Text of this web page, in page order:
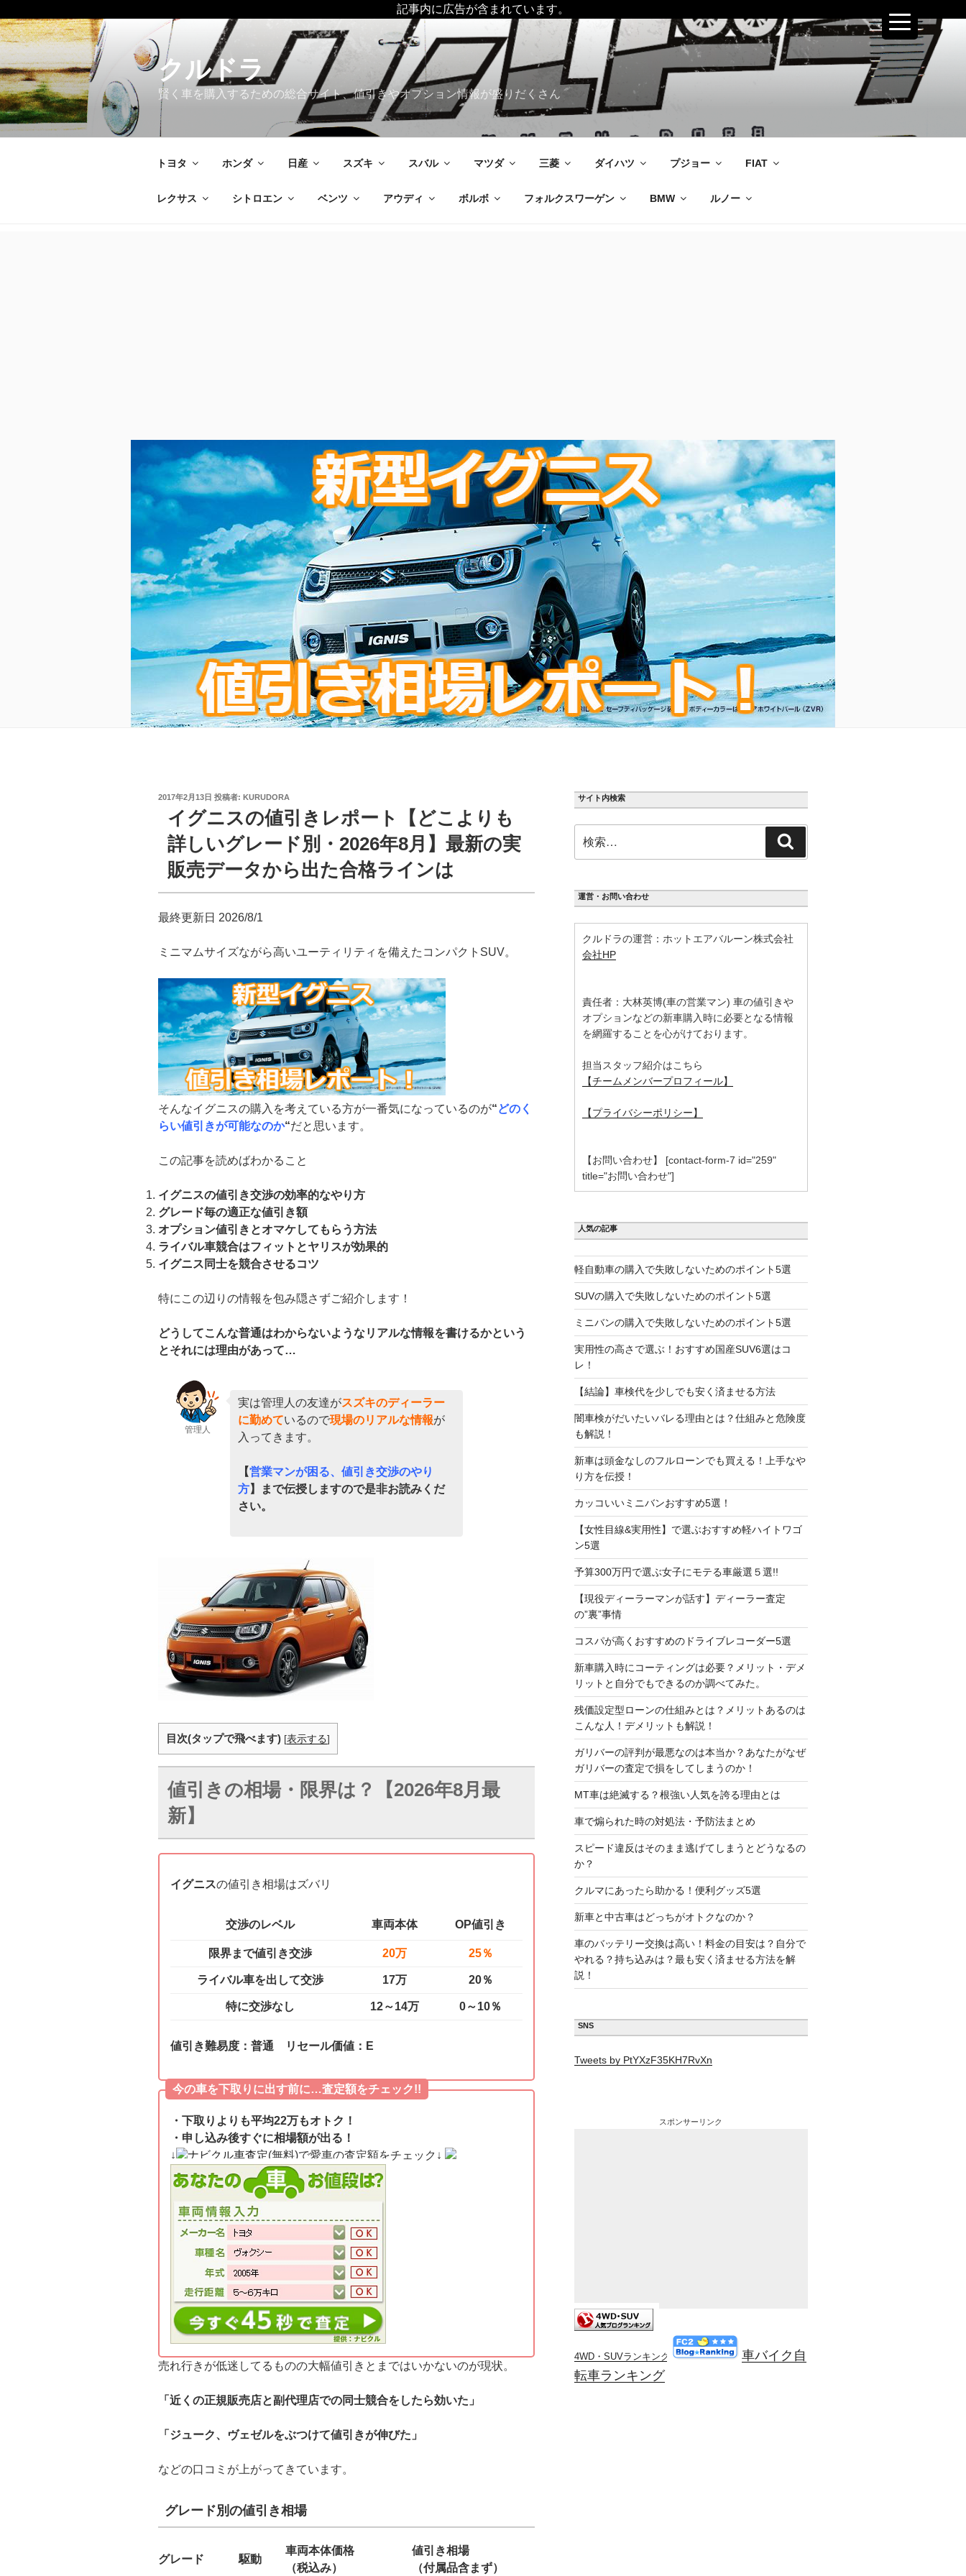
記事内に広告が含まれています。
コ
ン
テ
ン
ツ
へ
ス
クルドラ
賢く車を購入するための総合サイト、値引きやオプション情報が盛りだくさん
トヨタ ホンダ 日産 スズキ スバル マツダ 三菱 ダイハツ プジョー FIAT
レクサス シトロエン ベンツ アウディ ボルボ フォルクスワーゲン BMW ルノー
投
2017年2月13日 投稿者: KURUDORA
イグニスの値引きレポート【どこよりも
詳しいグレード別・2026年8月】最新の実
販売データから出た合格ラインは
最終更新日 2026/8/1
ミニマムサイズながら高いユーティリティを備えたコンパクトSUV。
そんなイグニスの購入を考えている方が一番気になっているのが“どのく
らい値引きが可能なのか“だと思います。
この記事を読めばわかること
イグニスの値引き交渉の効率的なやり方
グレード毎の適正な値引き額
オプション値引きとオマケしてもらう方法
ライバル車競合はフィットとヤリスが効果的
イグニス同士を競合させるコツ
特にこの辺りの情報を包み隠さずご紹介します！
どうしてこんな普通はわからないようなリアルな情報を書けるかという
とそれには理由があって…
管理人
実は管理人の友達がスズキのディーラー
に勤めているので現場のリアルな情報が
入ってきます。
【営業マンが困る、値引き交渉のやり
方】まで伝授しますので是非お読みくだ
さい。
目次(タップで飛べます) [表示する]
値引きの相場・限界は？【2026年8月最
新】
イグニスの値引き相場はズバリ
交渉のレベル 車両本体 OP値引き
限界まで値引き交渉 20万 25％
ライバル車を出して交渉 17万 20％
特に交渉なし 12～14万 0～10％
値引き難易度：普通 リセール価値：E
今の車を下取りに出す前に…査定額をチェック!!
・下取りよりも平均22万もオトク！
・申し込み後すぐに相場額が出る！
↓
ナビクル車査定(無料)で愛車の査定額をチェック↓
売れ行きが低迷してるものの大幅値引きとまではいかないのが現状。
「近くの正規販売店と副代理店での同士競合をしたら効いた」
「ジューク、ヴェゼルをぶつけて値引きが伸びた」
などの口コミが上がってきています。
グレード別の値引き相場
グレード 駆動
車両本体価格
（税込み）
値引き相場
（付属品含まず）
サイト内検索
索:
索
運営・お問い合わせ
クルドラの運営：ホットエアバルーン株式会社
会社HP
責任者：大林英博(車の営業マン) 車の値引きや
オプションなどの新車購入時に必要となる情報
を網羅することを心がけております。
担当スタッフ紹介はこちら
【チームメンバープロフィール】
【プライバシーポリシー】
【お問い合わせ】 [contact-form-7 id="259"
title="お問い合わせ"]
人気の記事
軽自動車の購入で失敗しないためのポイント5選
SUVの購入で失敗しないためのポイント5選
ミニバンの購入で失敗しないためのポイント5選
実用性の高さで選ぶ！おすすめ国産SUV6選はコ
レ！
【結論】車検代を少しでも安く済ませる方法
闇車検がだいたいバレる理由とは？仕組みと危険度
も解説！
新車は頭金なしのフルローンでも買える！上手なや
り方を伝授！
カッコいいミニバンおすすめ5選！
【女性目線&実用性】で選ぶおすすめ軽ハイトワゴ
ン5選
予算300万円で選ぶ女子にモテる車厳選５選!!
【現役ディーラーマンが話す】ディーラー査定
の”裏”事情
コスパが高くおすすめのドライブレコーダー5選
新車購入時にコーティングは必要？メリット・デメ
リットと自分でもできるのか調べてみた。
残価設定型ローンの仕組みとは？メリットあるのは
こんな人！デメリットも解説！
ガリバーの評判が最悪なのは本当か？あなたがなぜ
ガリバーの査定で損をしてしまうのか！
MT車は絶滅する？根強い人気を誇る理由とは
車で煽られた時の対処法・予防法まとめ
スピード違反はそのまま逃げてしまうとどうなるの
か？
クルマにあったら助かる！便利グッズ5選
新車と中古車はどっちがオトクなのか？
車のバッテリー交換は高い！料金の目安は？自分で
やれる？持ち込みは？最も安く済ませる方法を解
説！
SNS
Tweets by PtYXzF35KH7RvXn
スポンサーリンク
4WD・SUVランキング
車バイク自
転車ランキング